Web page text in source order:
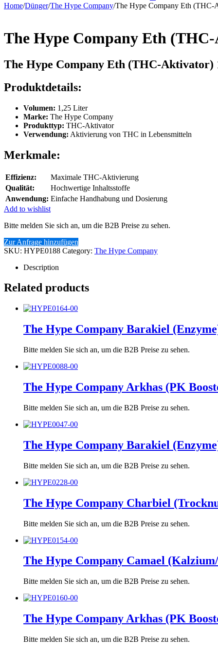
Home/Dünger/The Hype Company/The Hype Company Eth (THC-
The Hype Company Eth
The Hype Company Eth (THC-Aktivator)
Produktdetails:
Volumen: 1,25 Liter
Marke: The Hype Company
Produkttyp: THC-Aktivator
Verwendung: Aktivierung von THC in Lebensmitteln
Merkmale:
Effizienz:
Maximale THC-Aktivierung
Qualität:
Hochwertige Inhaltsstoffe
Anwendung: Einfache Handhabung und Dosierung
Add to wishlist
Bitte melden Sie sich an, um die B2B Preise zu sehen.
Zur Anfrage hinzufügen
SKU: HYPE0188 Category: The Hype Company
Description
Related products
The Hype Company Barakiel
Bitte melden Sie sich an, um die B2B Preise zu sehen.
The Hype Company Arkhas (PK
Bitte melden Sie sich an, um die B2B Preise zu sehen.
The Hype Company Barakiel
Bitte melden Sie sich an, um die B2B Preise zu sehen.
The Hype Company Charbiel
Bitte melden Sie sich an, um die B2B Preise zu sehen.
The Hype Company Camael
Bitte melden Sie sich an, um die B2B Preise zu sehen.
The Hype Company Arkhas (PK
Bitte melden Sie sich an, um die B2B Preise zu sehen.